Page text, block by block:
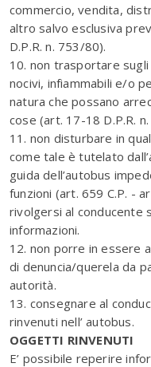
commercio, vendita,
altro salvo esclusiva
D.P.R. n. 753/80).
10. non trasportare
nocivi, infiammabili e/o
natura che possano
cose (art. 17-18 D.P.R.
11. non disturbare in
come tale è tutelato
guida dell’autobus
funzioni (art. 659 C.P. -
rivolgersi al conducente
informazioni.
12. non porre in essere
di denuncia/querela da
autorità.
13. consegnare al
rinvenuti nell’ autobus.
OGGETTI RINVENUTI
E’ possibile reperire